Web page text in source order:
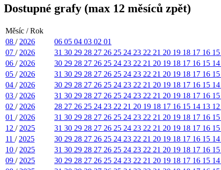
Dostupné grafy (max 12 měsíců zpět)
Měsíc / Rok
08 / 2026 06 05 04 03 02 01
07 / 2026 31 30 29 28 27 26 25 24 23 22 21 20 19 18 17 16
06 / 2026 30 29 28 27 26 25 24 23 22 21 20 19 18 17 16 15
05 / 2026 31 30 29 28 27 26 25 24 23 22 21 20 19 18 17 16
04 / 2026 30 29 28 27 26 25 24 23 22 21 20 19 18 17 16 15
03 / 2026 31 30 29 28 27 26 25 24 23 22 21 20 19 18 17 16
02 / 2026 28 27 26 25 24 23 22 21 20 19 18 17 16 15 14 13
01 / 2026 31 30 29 28 27 26 25 24 23 22 21 20 19 18 17 16
12 / 2025 31 30 29 28 27 26 25 24 23 22 21 20 19 18 17 16
11 / 2025 30 29 28 27 26 25 24 23 22 21 20 19 18 17 16 15
10 / 2025 31 30 29 28 27 26 25 24 23 22 21 20 19 18 17 16
09 / 2025 30 29 28 27 26 25 24 23 22 21 20 19 18 17 16 15